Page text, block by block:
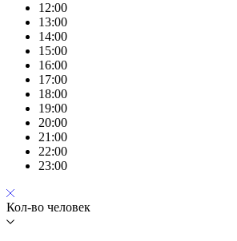
12:00
13:00
14:00
15:00
16:00
17:00
18:00
19:00
20:00
21:00
22:00
23:00
Кол-во человек